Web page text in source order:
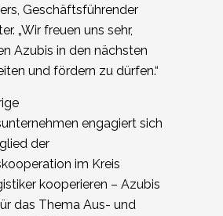
Geschäftsführender
„Wir freuen uns sehr,
Azubis in den nächsten
und fördern zu dürfen.“
engagiert sich
der
im Kreis
kooperieren – Azubis
das Thema Aus- und